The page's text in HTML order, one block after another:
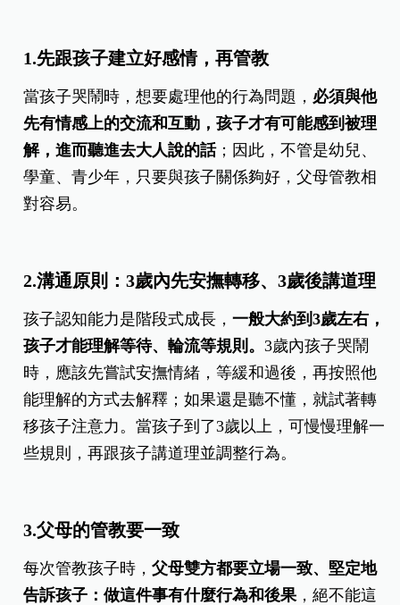
1.先跟孩子建立好感情，再管教
當孩子哭鬧時，想要處理他的行為問題， 必須與他
先有情感上的交流和互動，孩子才有可能感到被理
解，進而聽進去大人說的話；因此，不管是幼兒、
學童、青少年，只要與孩子關係夠好，父母管教相
對容易。
2.溝通原則：3歲內先安撫轉移、3歲後講道理
孩子認知能力是階段式成長，一般大約到3歲左右，
孩子才能理解等待、輪流等規則。3歲內孩子哭鬧
時，應該先嘗試安撫情緒，等緩和過後，再按照他
能理解的方式去解釋；如果還是聽不懂，就試著轉
移孩子注意力。當孩子到了3歲以上，可慢慢理解一
些規則，再跟孩子講道理並調整行為。
3.父母的管教要一致
每次管教孩子時，父母雙方都要立場一致、堅定地
告訴孩子：做這件事有什麼行為和後果 ，絕不能這